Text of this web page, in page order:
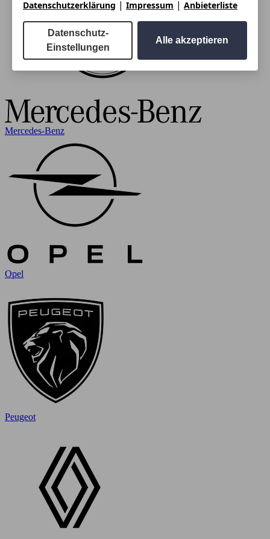
Mercedes-Benz
Opel
Peugeot
Datenschutzerklärung | Impressum | Anbieterliste
Datenschutz-
Einstellungen
Alle akzeptieren